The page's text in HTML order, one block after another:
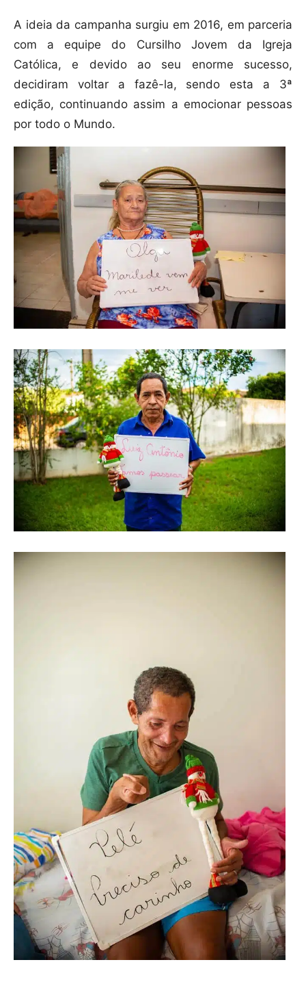
A ideia da campanha surgiu em 2016, em parceria
com a equipe do Cursilho Jovem da Igreja
Católica, e devido ao seu enorme sucesso,
decidiram voltar a fazê-la, sendo esta a 3ª
edição, continuando assim a emocionar pessoas
por todo o Mundo.